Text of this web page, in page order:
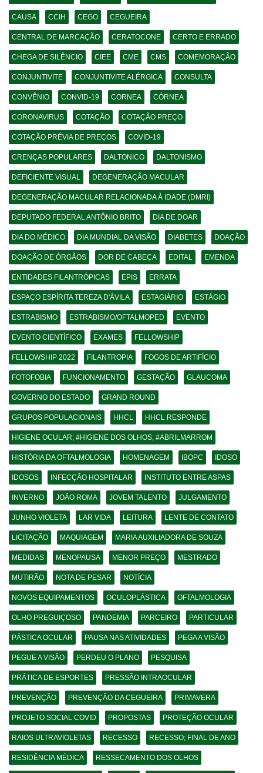
CAUSA CCIH CEGO CEGUEIRA
CENTRAL DE MARCAÇÃO CERATOCONE CERTO E ERRADO
CHEGA DE SILÊNCIO CIEE CME CMS COMEMORAÇÃO
CONJUNTIVITE CONJUNTIVITE ALÉRGICA CONSULTA
CONVÊNIO CONVID-19 CORNEA CÓRNEA
CORONAVIRUS COTAÇÃO COTAÇÃO PREÇO
COTAÇÃO PRÉVIA DE PREÇOS COVID-19
CRENÇAS POPULARES DALTONICO DALTONISMO
DEFICIENTE VISUAL DEGENERAÇÃO MACULAR
DEGENERAÇÃO MACULAR RELACIONADA À IDADE (DMRI)
DEPUTADO FEDERAL ANTÔNIO BRITO DIA DE DOAR
DIA DO MÉDICO DIA MUNDIAL DA VISÃO DIABETES DOAÇÃO
DOAÇÃO DE ÓRGÃOS DOR DE CABEÇA EDITAL EMENDA
ENTIDADES FILANTRÓPICAS EPIS ERRATA
ESPAÇO ESPÍRITA TEREZA D'ÁVILA ESTAGIÁRIO ESTÁGIO
ESTRABISMO ESTRABISMO/OFTALMOPED EVENTO
EVENTO CIENTÍFICO EXAMES FELLOWSHIP
FELLOWSHIP 2022 FILANTROPIA FOGOS DE ARTIFÍCIO
FOTOFOBIA FUNCIONAMENTO GESTAÇÃO GLAUCOMA
GOVERNO DO ESTADO GRAND ROUND
GRUPOS POPULACIONAIS HHCL HHCL RESPONDE
HIGIENE OCULAR; #HIGIENE DOS OLHOS; #ABRILMARROM
HISTÓRIA DA OFTALMOLOGIA HOMENAGEM IBOPC IDOSO
IDOSOS INFECÇÃO HOSPITALAR INSTITUTO ENTRE ASPAS
INVERNO JOÃO ROMA JOVEM TALENTO JULGAMENTO
JUNHO VIOLETA LAR VIDA LEITURA LENTE DE CONTATO
LICITAÇÃO MAQUIAGEM MARIA AUXILIADORA DE SOUZA
MEDIDAS MENOPAUSA MENOR PREÇO MESTRADO
MUTIRÃO NOTA DE PESAR NOTÍCIA
NOVOS EQUIPAMENTOS OCULOPLÁSTICA OFTALMOLOGIA
OLHO PREGUIÇOSO PANDEMIA PARCEIRO PARTICULAR
PÁSTICA OCULAR PAUSA NAS ATIVIDADES PEGA A VISÃO
PEGUE A VISÃO PERDEU O PLANO PESQUISA
PRÁTICA DE ESPORTES PRESSÃO INTRAOCULAR
PREVENÇÃO PREVENÇÃO DA CEGUEIRA PRIMAVERA
PROJETO SOCIAL COVID PROPOSTAS PROTEÇÃO OCULAR
RAIOS ULTRAVIOLETAS RECESSO RECESSO; FINAL DE ANO
RESIDÊNCIA MÉDICA RESSECAMENTO DOS OLHOS